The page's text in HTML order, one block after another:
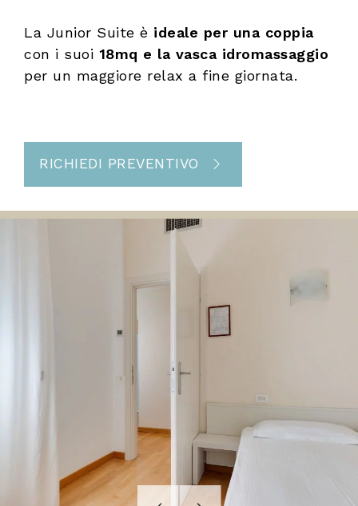
La Junior Suite è ideale per una coppia
con i suoi 18mq e la vasca idromassaggio
per un maggiore relax a fine giornata.
RICHIEDI PREVENTIVO